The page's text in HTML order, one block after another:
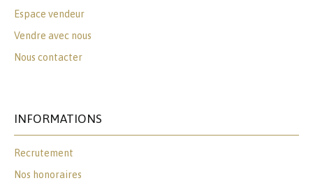
Espace vendeur
Vendre avec nous
Nous contacter
INFORMATIONS
Recrutement
Nos honoraires